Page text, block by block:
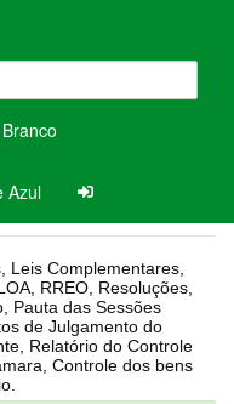
Azul
Resoluções,
Pauta das Sessões
de Julgamento do